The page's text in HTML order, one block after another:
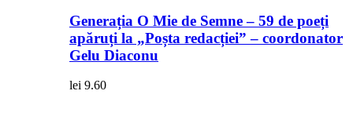
Generația O Mie de Semne – 59 de poeți
apăruți la „Poșta redacției” – coordonator
Gelu Diaconu
lei 9.60